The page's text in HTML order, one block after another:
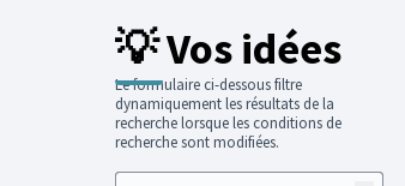
💡 Vos idées
Le formulaire ci-dessous filtre
dynamiquement les résultats de la
recherche lorsque les conditions de
recherche sont modifiées.